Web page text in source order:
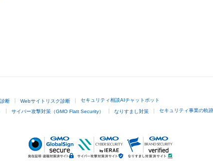
断 Webサイトリスク診断 セキュリティ相談AIチャットボット
サイバー攻撃対策（GMO Flatt Security） なりすまし対策 セキュリティ事業の軌跡